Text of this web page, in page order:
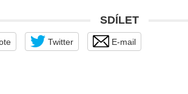
SDÍLET
Twitter E-mail